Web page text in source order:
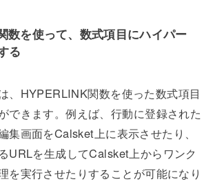
数を使って、数式項目にハイパー
る
、HYPERLINK関数を使った数式項目
できます。例えば、行動に登録された
集画面をCalsket上に表示させたり、
URLを生成してCalsket上からワンク
を実行させたりすることが可能になり